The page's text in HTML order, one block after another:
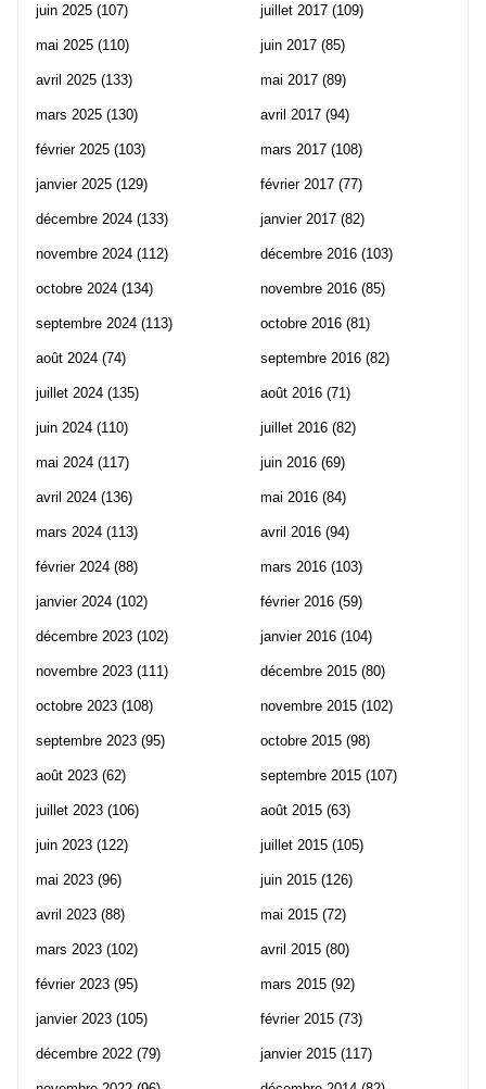
juin 2025 (107)
mai 2025 (110)
avril 2025 (133)
mars 2025 (130)
février 2025 (103)
janvier 2025 (129)
décembre 2024 (133)
novembre 2024 (112)
octobre 2024 (134)
septembre 2024 (113)
août 2024 (74)
juillet 2024 (135)
juin 2024 (110)
mai 2024 (117)
avril 2024 (136)
mars 2024 (113)
février 2024 (88)
janvier 2024 (102)
décembre 2023 (102)
novembre 2023 (111)
octobre 2023 (108)
septembre 2023 (95)
août 2023 (62)
juillet 2023 (106)
juin 2023 (122)
mai 2023 (96)
avril 2023 (88)
mars 2023 (102)
février 2023 (95)
janvier 2023 (105)
décembre 2022 (79)
juillet 2017 (109)
juin 2017 (85)
mai 2017 (89)
avril 2017 (94)
mars 2017 (108)
février 2017 (77)
janvier 2017 (82)
décembre 2016 (103)
novembre 2016 (85)
octobre 2016 (81)
septembre 2016 (82)
août 2016 (71)
juillet 2016 (82)
juin 2016 (69)
mai 2016 (84)
avril 2016 (94)
mars 2016 (103)
février 2016 (59)
janvier 2016 (104)
décembre 2015 (80)
novembre 2015 (102)
octobre 2015 (98)
septembre 2015 (107)
août 2015 (63)
juillet 2015 (105)
juin 2015 (126)
mai 2015 (72)
avril 2015 (80)
mars 2015 (92)
février 2015 (73)
janvier 2015 (117)